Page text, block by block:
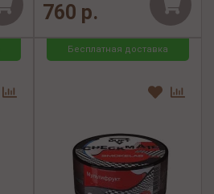
760 р.
Бесплатная доставка